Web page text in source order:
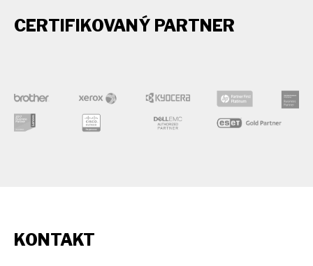
CERTIFIKOVANÝ PARTNER
KONTAKT